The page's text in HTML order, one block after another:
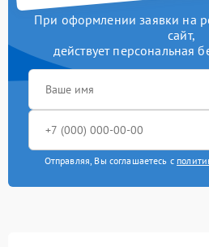
При оформлении заявки на
сайт,
действует персональная
Отправляя, Вы соглашаетесь с